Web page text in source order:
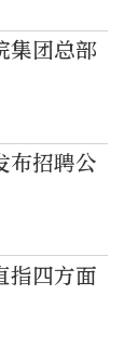
集团总部
布招聘公
指四方面